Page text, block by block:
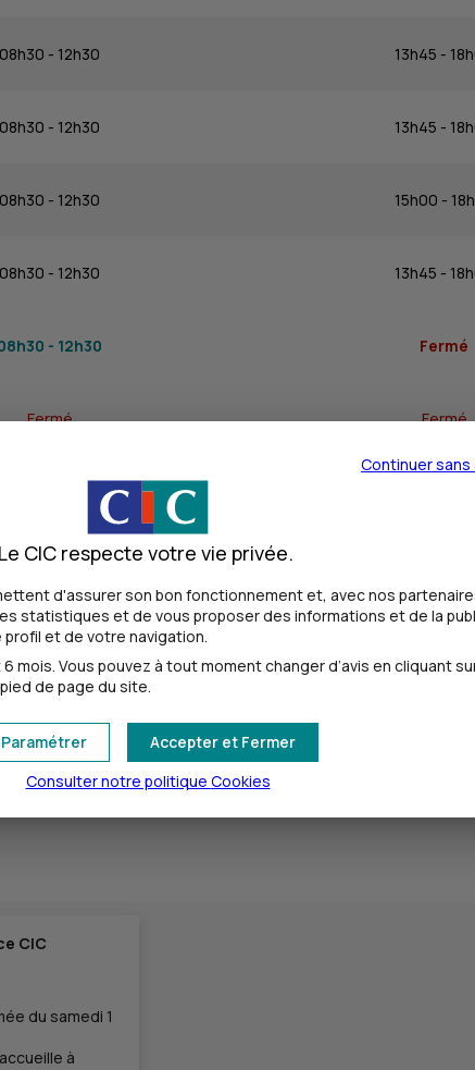
08h30 - 12h30 13h45 -
08h30 - 12h30 13h45 -
08h30 - 12h30 15h00 -
08h30 - 12h30 13h45 -
- 12h30 Fermé
Fermé Fermé
CIC
du samedi 1
à
Continuer
Le CIC respecte votre vie privée.
d'assurer son bon fonctionnement et, avec nos
statistiques et de vous proposer des informations et de la
et de votre navigation.
mois. Vous pouvez à tout moment changer d’avis en cliquant
de page du site.
Accepter et Fermer
Paramétrer
Consulter notre politique Cookies